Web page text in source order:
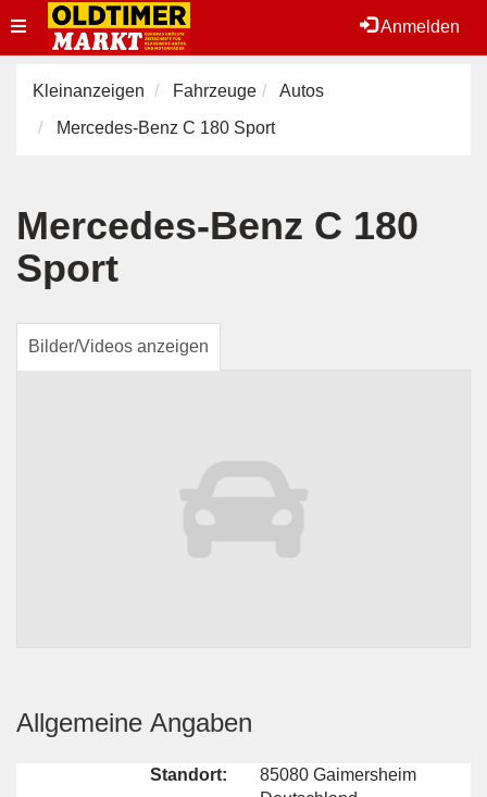
Anmelden
Toggle
navigation
Kleinanzeigen Fahrzeuge
Autos
Mercedes-Benz C 180 Sport
Mercedes-Benz C 180
Sport
Bilder/Videos anzeigen
Allgemeine Angaben
Standort:
85080 Gaimersheim